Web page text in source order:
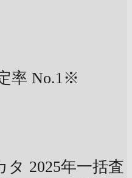
率 No.1※
2025年一括査